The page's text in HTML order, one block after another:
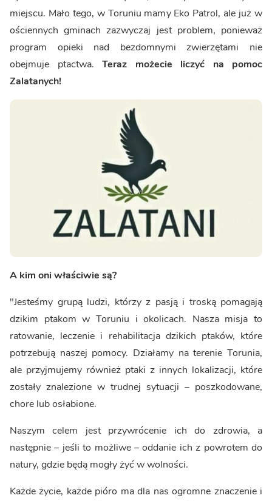
miejscu. Mało tego, w Toruniu mamy Eko Patrol, ale już w
ościennych gminach zazwyczaj jest problem, ponieważ
program opieki nad bezdomnymi zwierzętami nie
obejmuje ptactwa. Teraz możecie liczyć na pomoc
Zalatanych!
A kim oni właściwie są?
"Jesteśmy grupą ludzi, którzy z pasją i troską pomagają
dzikim ptakom w Toruniu i okolicach. Nasza misja to
ratowanie, leczenie i rehabilitacja dzikich ptaków, które
potrzebują naszej pomocy. Działamy na terenie Torunia,
ale przyjmujemy również ptaki z innych lokalizacji, które
zostały znalezione w trudnej sytuacji – poszkodowane,
chore lub osłabione.
Naszym celem jest przywrócenie ich do zdrowia, a
następnie – jeśli to możliwe – oddanie ich z powrotem do
natury, gdzie będą mogły żyć w wolności.
Każde życie, każde pióro ma dla nas ogromne znaczenie i